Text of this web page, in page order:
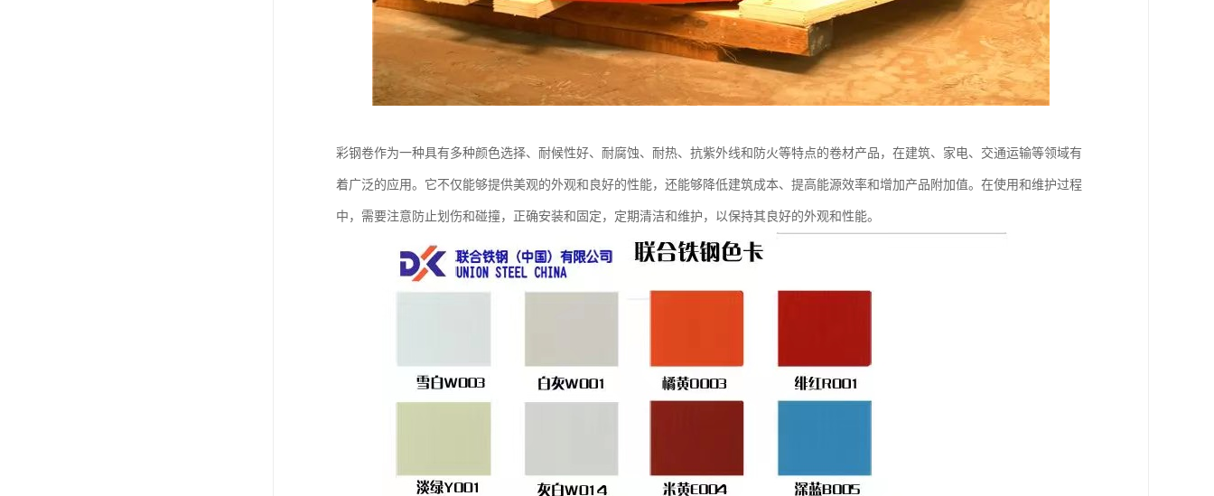
彩钢卷作为一种具有多种颜色选择、耐候性好、耐腐蚀、耐热、抗紫外线和防火等特点的卷材产品，在建筑、家电、交通运输等领域有
着广泛的应用。它不仅能够提供美观的外观和良好的性能，还能够降低建筑成本、提高能源效率和增加产品附加值。在使用和维护过程
中，需要注意防止划伤和碰撞，正确安装和固定，定期清洁和维护，以保持其良好的外观和性能。